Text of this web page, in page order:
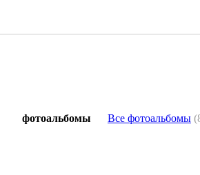
фотоальбомы Все фотоальбомы